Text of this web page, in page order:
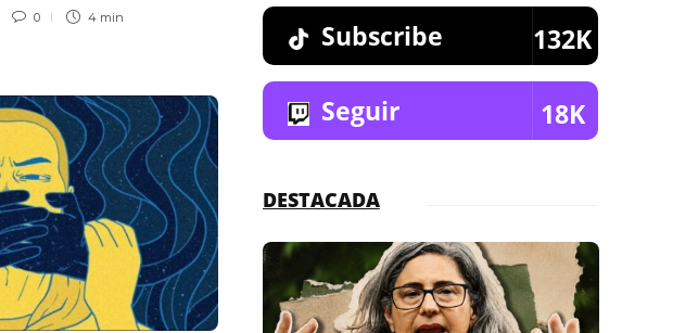
0 4 min
Subscribe 132K
Seguir 18K
DESTACADA